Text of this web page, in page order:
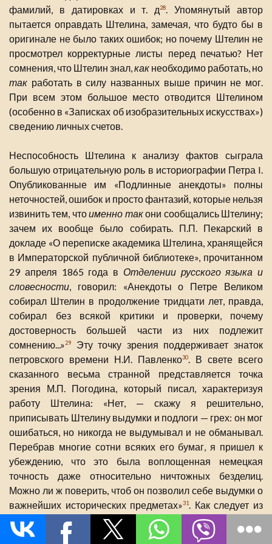
фамилий, в датировках и т. д28. Упомянутый автор
пытается оправдать Штелина, замечая, что будто бы в
оригинале не было таких ошибок; но почему Штелин не
просмотрел корректурные листы перед печатью? Нет
сомнения, что Штелин знал,как необходимо работать, но
так работать в силу названных выше причин не мог.
При всем этом большое место отводится Штелином
(особенно в «Записках об изобразительных искусствах»)
сведению личных счетов.
Неспособность Штелина к анализу фактов сыграла
большую отрицательную роль в историографии Петра I.
Опубликованные им «Подлинные анекдоты» полны
неточностей, ошибок и просто фантазий, которые нельзя
извинить тем, чтоименно такони сообщались Штелину;
зачем их вообще было собирать. П.П. Пекарский в
докладе «О переписке академика Штелина, хранящейся
в Императорской публичной библиотеке», прочитанном
29 апреля 1865 года в Отделении русского языка и
словесности, говорил: «Анекдоты о Петре Великом
собирал Штелин в продолжение тридцати лет, правда,
собирал без всякой критики и проверки, почему
достоверность большей части из них подлежит
сомнению...»29
Эту точку зрения поддерживает знаток
петровского времени Н.И. Павленко30. В свете всего
сказанного весьма странной представляется точка
зрения М.П. Погодина, который писал, характеризуя
работу Штелина: «Нет, — скажу я решительно,
приписывать Штелину выдумки и подлоги — грех: он мог
ошибаться, но никогда не выдумывал и не обманывал.
Перебрав многие сотни всяких его бумаг, я пришел к
убеждению, что это была воплощенная немецкая
точность даже относительно ничтожных безделиц.
Можно ли ж поверить, чтоб он позволил себе выдумки о
важнейших исторических предметах»31. Как следует из
нашего исследования, Штелин грешил не только против
«ничтожных безделиц», но и против более серьезных